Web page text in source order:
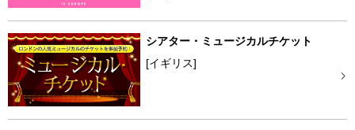
シアター・ミュージカルチケット
[イギリス]